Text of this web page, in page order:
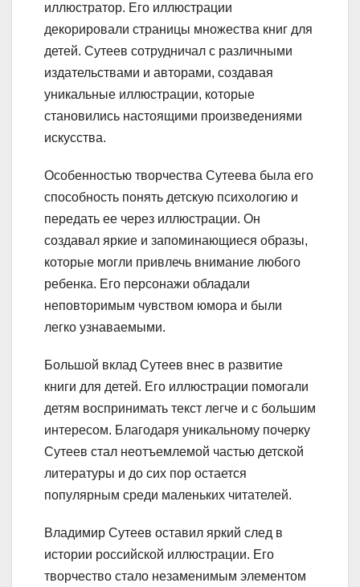
иллюстратор. Его иллюстрации
декорировали страницы множества книг для
детей. Сутеев сотрудничал с различными
издательствами и авторами, создавая
уникальные иллюстрации, которые
становились настоящими произведениями
искусства.
Особенностью творчества Сутеева была его
способность понять детскую психологию и
передать ее через иллюстрации. Он
создавал яркие и запоминающиеся образы,
которые могли привлечь внимание любого
ребенка. Его персонажи обладали
неповторимым чувством юмора и были
легко узнаваемыми.
Большой вклад Сутеев внес в развитие
книги для детей. Его иллюстрации помогали
детям воспринимать текст легче и с большим
интересом. Благодаря уникальному почерку
Сутеев стал неотъемлемой частью детской
литературы и до сих пор остается
популярным среди маленьких читателей.
Владимир Сутеев оставил яркий след в
истории российской иллюстрации. Его
творчество стало незаменимым элементом